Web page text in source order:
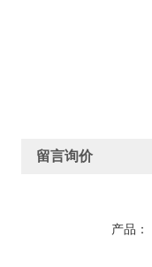
留言询价
产品：